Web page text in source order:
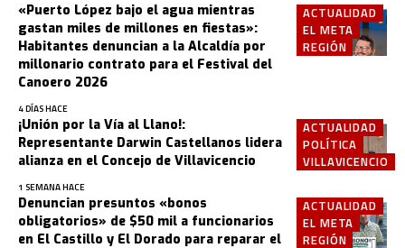
ACTUALIDAD
EL META
REGIÓN
«Puerto López bajo el agua mientras
gastan miles de millones en fiestas»:
Habitantes denuncian a la Alcaldía por
millonario contrato para el Festival del
Canoero 2026
4 DÍAS HACE
ACTUALIDAD
POLÍTICA
VILLAVICENCIO
¡Unión por la Vía al Llano!:
Representante Darwin Castellanos lidera
alianza en el Concejo de Villavicencio
1 SEMANA HACE
ACTUALIDAD
EL META
REGIÓN
Denuncian presuntos «bonos
obligatorios» de $50 mil a funcionarios
en El Castillo y El Dorado para reparar el